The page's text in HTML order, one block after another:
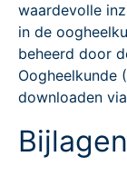
waardevolle
in de
beheerd door
Oogheelkunde
downloaden via
Bijlagen